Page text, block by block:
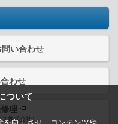
ついて
い合わせ
わせ
理
ス株式会社）